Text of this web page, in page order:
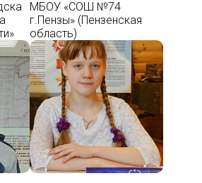
МБОУ «СОШ №74
г.Пензы» (Пензенская
область)